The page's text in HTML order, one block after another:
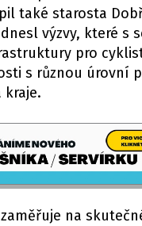
také starosta
výzvy, které s
pro
s různou úrovní
kraje.
na